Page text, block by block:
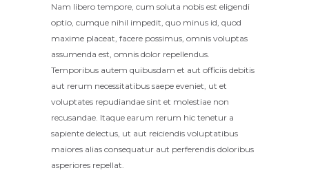
Nam libero tempore, cum soluta nobis est eligendi
optio, cumque nihil impedit, quo minus id, quod
maxime placeat, facere possimus, omnis voluptas
assumenda est, omnis dolor repellendus.
Temporibus autem quibusdam et aut officiis debitis
aut rerum necessitatibus saepe eveniet, ut et
voluptates repudiandae sint et molestiae non
recusandae. Itaque earum rerum hic tenetur a
sapiente delectus, ut aut reiciendis voluptatibus
maiores alias consequatur aut perferendis doloribus
asperiores repellat.